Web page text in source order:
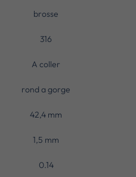
brosse
316
A coller
rond a gorge
42,4 mm
1,5 mm
0.14